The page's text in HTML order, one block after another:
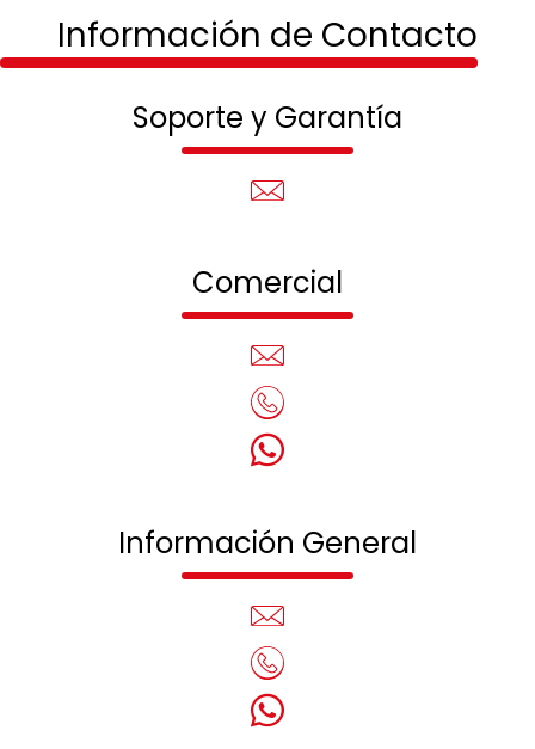
Información de Contacto
Soporte y Garantía
Comercial
Información General